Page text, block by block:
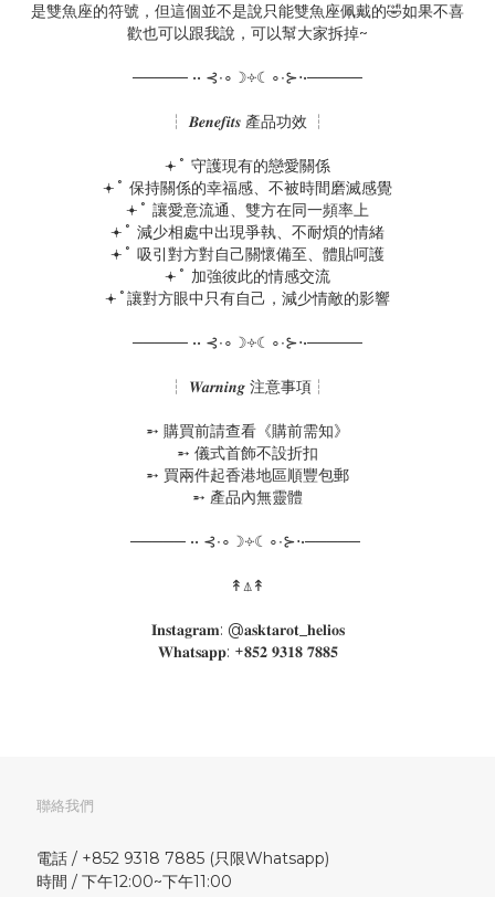
是雙魚座的符號，但這個並不是說只能雙魚座佩戴的🤣如果不喜
歡也可以跟我說，可以幫大家拆掉~
───── •• ⊰∙∘☽༓☾∘∙⊱⋅•─────
┆ 𝑩𝒆𝒏𝒆𝒇𝒊𝒕𝒔 產品功效 ┆
𖥔˚ 守護現有的戀愛關係
𖥔˚ 保持關係的幸福感、不被時間磨滅感覺
𖥔˚ 讓愛意流通、雙方在同一頻率上
𖥔˚ 減少相處中出現爭執、不耐煩的情緒
𖥔˚ 吸引對方對自己關懷備至、體貼呵護
𖥔˚ 加強彼此的情感交流
𖥔˚讓對方眼中只有自己，減少情敵的影響
───── •• ⊰∙∘☽༓☾∘∙⊱⋅•─────
┆ 𝑾𝒂𝒓𝒏𝒊𝒏𝒈 注意事項┆
➵ 購買前請查看《購前需知》
➵ 儀式首飾不設折扣
➵ 買兩件起香港地區順豐包郵
➵ 產品內無靈體
───── •• ⊰∙∘☽༓☾∘∙⊱⋅•─────
↟⍋↟
𝐈𝐧𝐬𝐭𝐚𝐠𝐫𝐚𝐦: @𝐚𝐬𝐤𝐭𝐚𝐫𝐨𝐭_𝐡𝐞𝐥𝐢𝐨𝐬
𝐖𝐡𝐚𝐭𝐬𝐚𝐩𝐩: +𝟖𝟓𝟐 𝟗𝟑𝟏𝟖 𝟕𝟖𝟖𝟓
聯絡我們
電話 / +852 9318 7885 (只限Whatsapp)
時間 / 下午12:00~下午11:00